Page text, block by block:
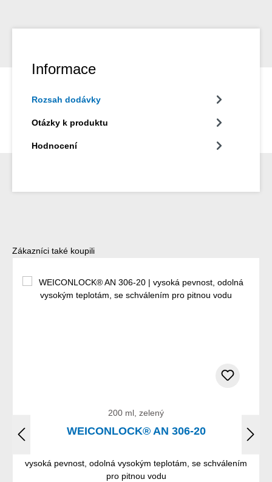
Informace
Rozsah dodávky
Otázky k produktu
Hodnocení
Přeskočit galerii produktů
Zákazníci také koupili
200 ml, zelený
WEICONLOCK® AN 306-20
vysoká pevnost, odolná vysokým teplotám, se schválením
pro pitnou vodu